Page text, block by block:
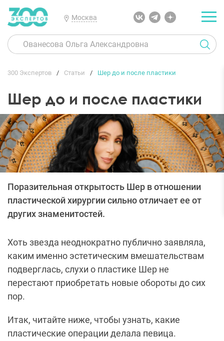
Москва
300 Экспертов Статьи Шер до и после пластики
Шер до и после пластики
Поразительная открытость Шер в отношении
пластической хирургии сильно отличает ее от
других знаменитостей.
Хоть звезда неоднократно публично заявляла,
каким именно эстетическим вмешательствам
подверглась, слухи о пластике Шер не
перестают приобретать новые обороты до сих
пор.
Итак, читайте ниже, чтобы узнать, какие
пластические операции делала певица.